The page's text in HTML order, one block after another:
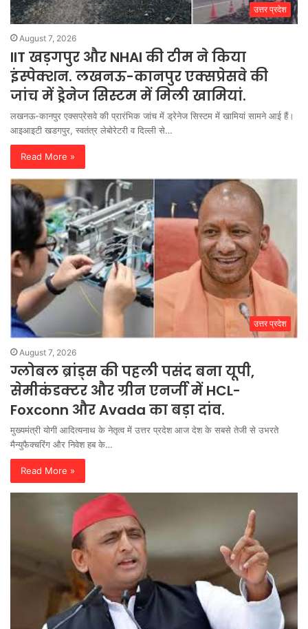
उत्तर प्रदेश
August 7, 2026
IIT खड़गपुर और NHAI की टीम ने किया
इंस्पेक्शन. लखनऊ-कानपुर एक्सप्रेसवे की
जांच में ड्रेनेज सिस्टम में मिली खामियां.
लखनऊ-कानपुर एक्सप्रेसवे की प्रारंभिक जांच में ड्रेनेज सिस्टम में खामियां सामने आई हैं।
आइआइटी खडगपुर, स्वतंत्र लेबोरेटरी व दिल्ली से…
Read More »
उत्तर प्रदेश
August 7, 2026
ग्लोबल ब्रांड्स की पहली पसंद बना यूपी,
सेमीकंडक्टर और ग्रीन एनर्जी में HCL-
Foxconn और Avada का बड़ा दांव.
मुख्यमंत्री योगी आदित्यनाथ के नेतृत्व में उत्तर प्रदेश आज देश के सबसे तेजी से उभरते
मैन्युफैक्चरिंग और निवेश हब के…
Read More »